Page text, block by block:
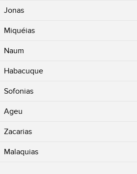
Jonas
Miquéias
Naum
Habacuque
Sofonias
Ageu
Zacarias
Malaquias